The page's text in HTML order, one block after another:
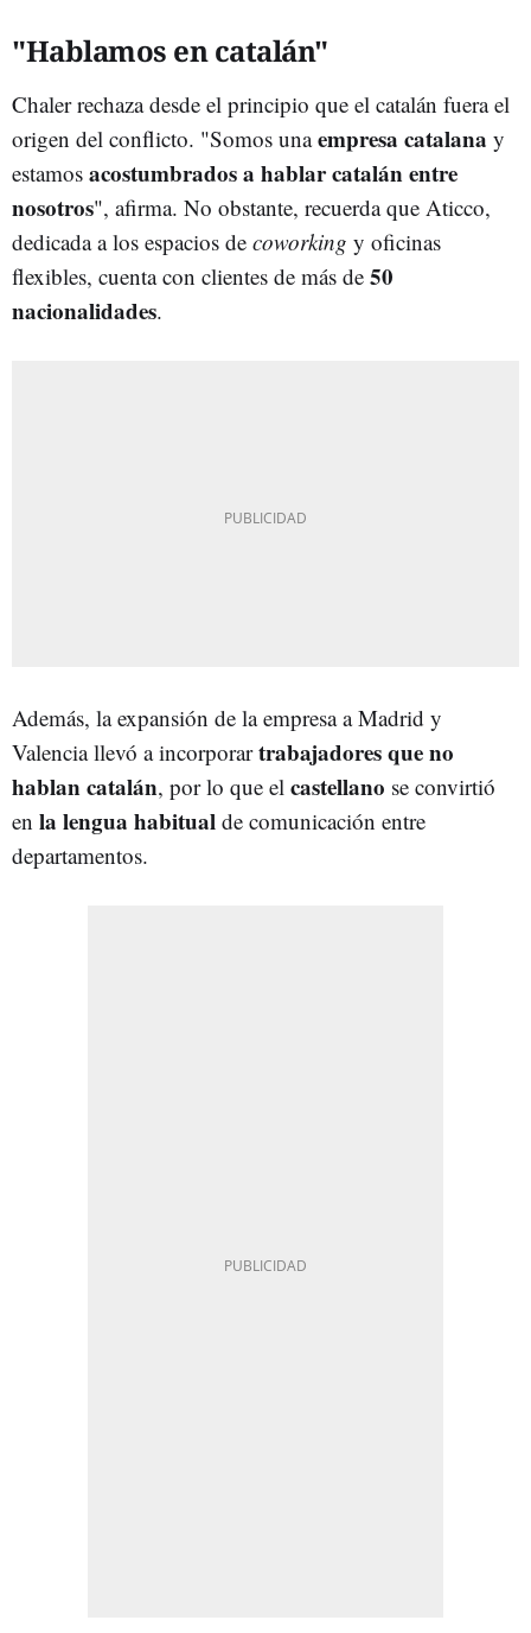
"Hablamos en catalán"
Chaler rechaza desde el principio que el catalán fuera el
origen del conflicto. "Somos unaempresa catalana y
estamos acostumbrados a hablar catalánentre
nosotros", afirma. No obstante, recuerda que Aticco,
dedicada a los espacios de coworking y oficinas
flexibles, cuenta con clientes de más de 50
nacionalidades.
Además, la expansión de la empresa a Madrid y
Valencia llevó a incorporartrabajadores que no
hablan catalán, por lo que el castellano se convirtió
en la lengua habitual de comunicación entre
departamentos.